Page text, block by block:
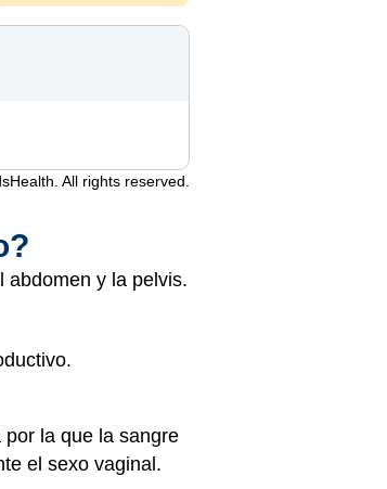
All rights reserved.
abdomen y la pelvis.
la que la sangre
el sexo vaginal.